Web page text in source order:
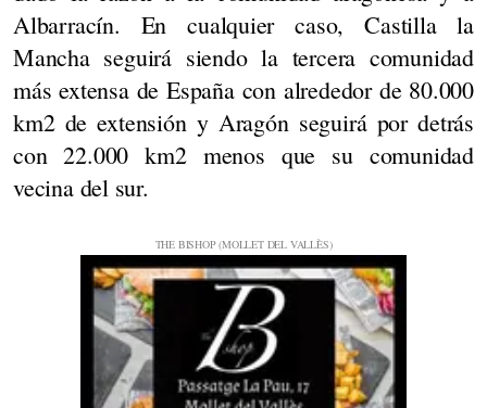
Albarracín. En cualquier caso, Castilla la
Mancha seguirá siendo la tercera comunidad
más extensa de España con alrededor de 80.000
km2 de extensión y Aragón seguirá por detrás
con 22.000 km2 menos que su comunidad
vecina del sur.